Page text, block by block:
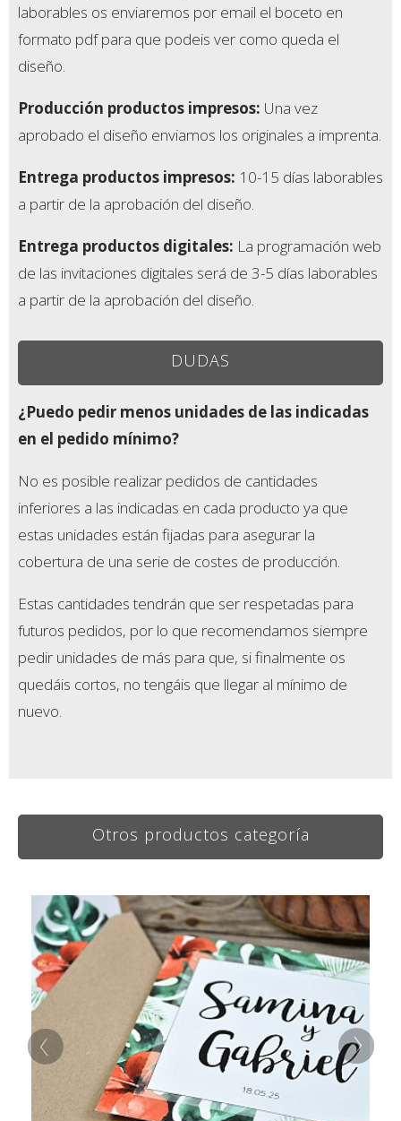
laborables os enviaremos por email el boceto en
formato pdf para que podeis ver como queda el
diseño.
Producción productos impresos: Una vez
aprobado el diseño enviamos los originales a imprenta.
Entrega productos impresos: 10-15 días laborables
a partir de la aprobación del diseño.
Entrega productos digitales: La programación web
de las invitaciones digitales será de 3-5 días laborables
a partir de la aprobación del diseño.
DUDAS
¿Puedo pedir menos unidades de las indicadas
en el pedido mínimo?
No es posible realizar pedidos de cantidades
inferiores a las indicadas en cada producto ya que
estas unidades están fijadas para asegurar la
cobertura de una serie de costes de producción.
Estas cantidades tendrán que ser respetadas para
futuros pedidos, por lo que recomendamos siempre
pedir unidades de más para que, si finalmente os
quedáis cortos, no tengáis que llegar al mínimo de
nuevo.
Otros productos categoría